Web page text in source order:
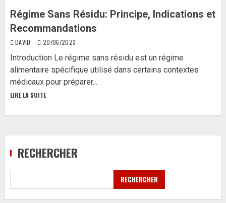
Régime Sans Résidu: Principe, Indications et
Recommandations
DAVID 20/06/2023
Introduction Le régime sans résidu est un régime
alimentaire spécifique utilisé dans certains contextes
médicaux pour préparer...
LIRE LA SUITE
RECHERCHER
RECHERCHER